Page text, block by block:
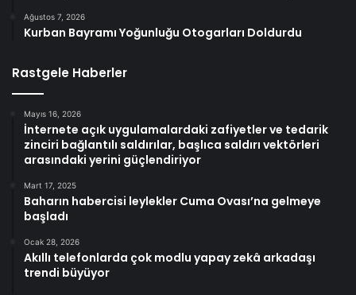
Ağustos 7, 2026
Kurban Bayramı Yoğunluğu Otogarları Doldurdu
Rastgele Haberler
Mayıs 16, 2026
İnternete açık uygulamalardaki zafiyetler ve tedarik
zinciri bağlantılı saldırılar, başlıca saldırı vektörleri
arasındaki yerini güçlendiriyor
Mart 17, 2025
Baharın habercisi leylekler Cuma Ovası’na gelmeye
başladı
Ocak 28, 2026
Akıllı telefonlarda çok modlu yapay zekâ arkadaşı
trendi büyüyor